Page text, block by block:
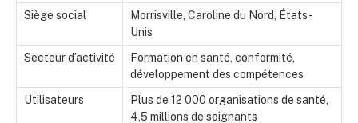
Siège social
Morrisville, Caroline du Nord, États-
Unis
Secteur d’activité
Formation en santé, conformité,
développement des compétences
Utilisateurs
Plus de 12 000 organisations de santé,
4,5 millions de soignants